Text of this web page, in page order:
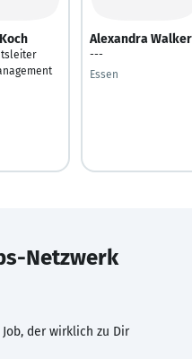
Alexandra Walker
---
Essen
Netzwerk
der wirklich zu Dir